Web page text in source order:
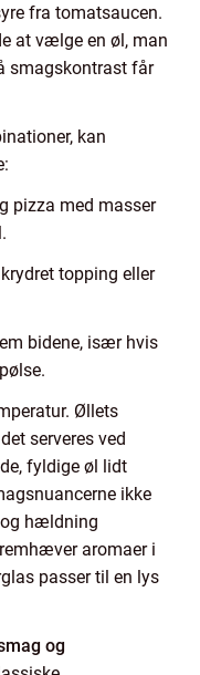
fra tomatsaucen.
at vælge en øl, man
smagskontrast får
kan
pizza med masser
topping eller
bidene, især hvis
Øllets
serveres ved
fyldige øl lidt
ikke
hældning
aromaer i
passer til en lys
og